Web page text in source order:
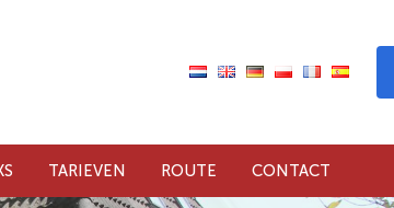
TARIEVEN ROUTE CONTACT